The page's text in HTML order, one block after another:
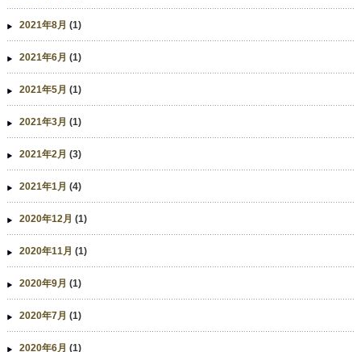
2021年8月 (1)
2021年6月 (1)
2021年5月 (1)
2021年3月 (1)
2021年2月 (3)
2021年1月 (4)
2020年12月 (1)
2020年11月 (1)
2020年9月 (1)
2020年7月 (1)
2020年6月 (1)